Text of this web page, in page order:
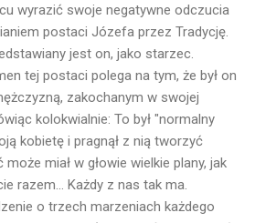
wyrazić swoje negatywne odczucia
postaci Józefa przez Tradycję.
jest on, jako starzec.
tej postaci polega na tym, że był on
zakochanym w swojej
kolokwialnie: To był "normalny
kobietę i pragnął z nią tworzyć
miał w głowie wielkie plany, jak
razem... Każdy z nas tak ma.
o trzech marzeniach każdego